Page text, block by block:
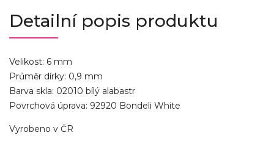
Detailní popis produktu
Velikost: 6 mm
Průměr dírky: 0,9 mm
Barva skla: 02010 bílý alabastr
Povrchová úprava: 92920 Bondeli White
Vyrobeno v ČR